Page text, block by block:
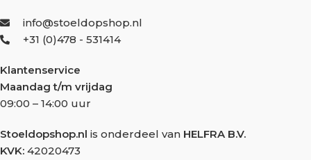
info@stoeldopshop.nl
+31 (0)478 - 531414
Klantenservice
Maandag t/m vrijdag
09:00 – 14:00 uur
Stoeldopshop.nl is onderdeel van HELFRA B.V.
KVK: 42020473